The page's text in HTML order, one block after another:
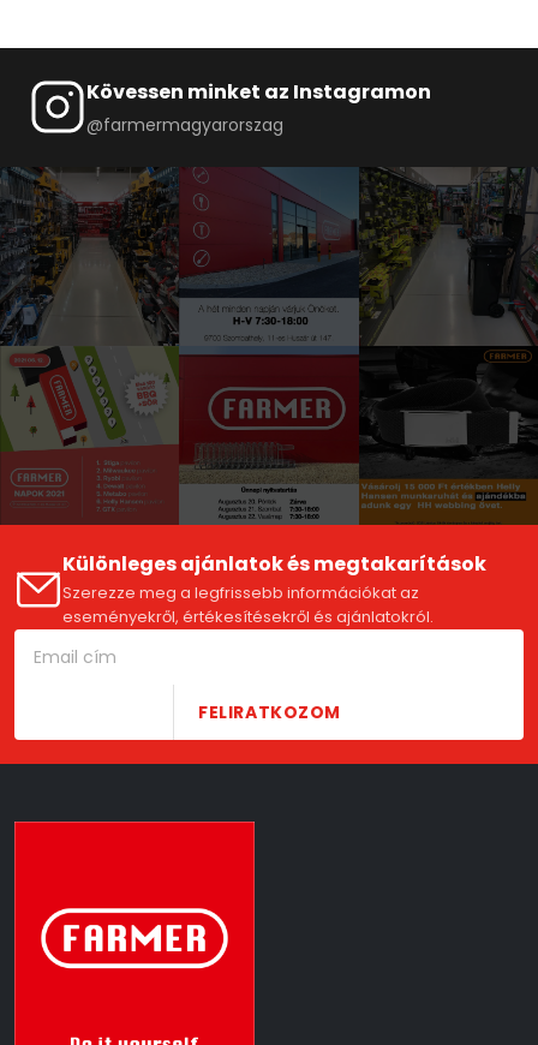
Kövessen minket az Instagramon
@farmermagyarorszag
Különleges ajánlatok és megtakarítások
Szerezze meg a legfrissebb információkat az
eseményekről, értékesítésekről és ajánlatokról.
FELIRATKOZOM